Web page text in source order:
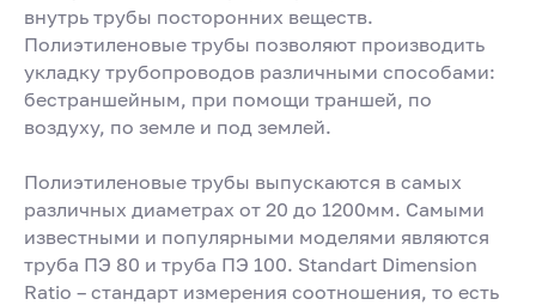
внутрь трубы посторонних веществ.
Полиэтиленовые трубы позволяют производить
укладку трубопроводов различными способами:
бестраншейным, при помощи траншей, по
воздуху, по земле и под землей.
Полиэтиленовые трубы выпускаются в самых
различных диаметрах от 20 до 1200мм. Самыми
известными и популярными моделями являются
труба ПЭ 80 и труба ПЭ 100. Standart Dimension
Ratio – стандарт измерения соотношения, то есть